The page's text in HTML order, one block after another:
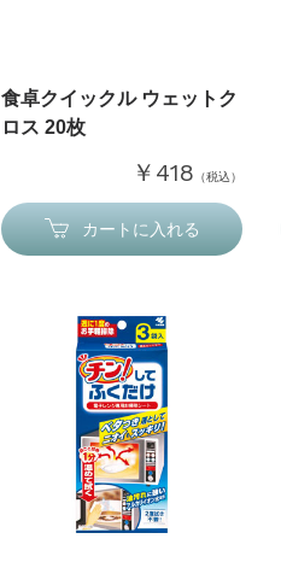
食卓クイックル ウェットク
ロス 20枚
￥418 （税込）
カートに入れる